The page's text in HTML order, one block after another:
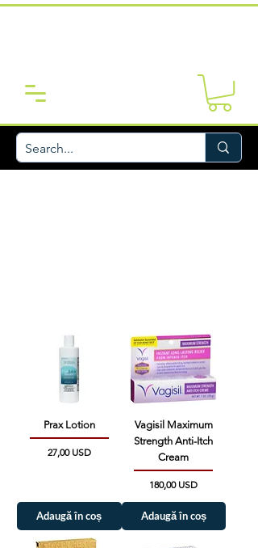
Prax Lotion
Preț
27,00 USD
Adaugă în coș
Vagisil Maximum
Strength Anti-Itch
Cream
Preț
180,00 USD
Adaugă în coș